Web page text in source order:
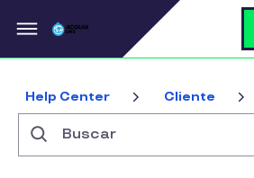
Pasar al contenido principal
Help Center Cliente